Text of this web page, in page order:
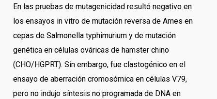
En las pruebas de mutagenicidad resultó negativo en
los ensayos in vitro de mutación reversa de Ames en
cepas de Salmonella typhimurium y de mutación
genética en células ováricas de hamster chino
(CHO/HGPRT). Sin embargo, fue clastogénico en el
ensayo de aberración cromosómica en células V79,
pero no indujo síntesis no programada de DNA en